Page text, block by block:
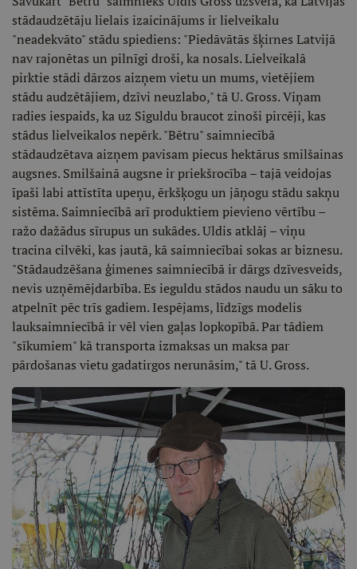
stādaudzētāju lielais izaicinājums ir lielveikalu
"neadekvāto" stādu spiediens: "Piedāvātās šķirnes Latvijā
nav rajonētas un pilnīgi droši, ka nosals. Lielveikalā
pirktie stādi dārzos aizņem vietu un mums, vietējiem
stādu audzētājiem, dzīvi neuzlabo," tā U. Gross. Viņam
radies iespaids, ka uz Siguldu braucot zinoši pircēji, kas
stādus lielveikalos nepērk. "Bētru" saimniecībā
stādaudzētava aizņem pavisam piecus hektārus smilšainas
augsnes. Smilšainā augsne ir priekšrocība – tajā veidojas
īpaši labi attīstīta upeņu, ērkšķogu un jāņogu stādu sakņu
sistēma. Saimniecībā arī produktiem pievieno vērtību –
ražo dažādus sīrupus un sukādes. Uldis atklāj – viņu
tracina cilvēki, kas jautā, kā saimniecībai sokas ar biznesu.
"Stādaudzēšana ģimenes saimniecībā ir dārgs dzīvesveids,
nevis uzņēmējdarbība. Es ieguldu stādos naudu un sāku to
atpelnīt pēc trīs gadiem. Iespējams, līdzīgs modelis
lauksaimniecībā ir vēl vien gaļas lopkopībā. Par tādiem
"sīkumiem" kā transporta izmaksas un maksa par
pārdošanas vietu gadatirgos nerunāsim," tā U. Gross.